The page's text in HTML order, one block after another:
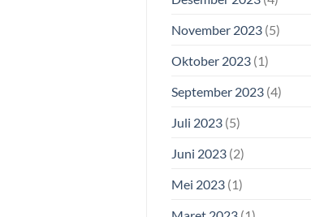
November 2023(5)
Oktober 2023(1)
September 2023(4)
Juli 2023(5)
Juni 2023(2)
Mei 2023(1)